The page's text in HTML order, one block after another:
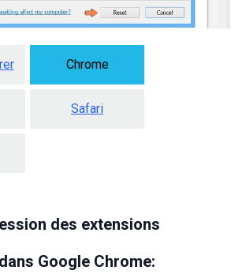
Chrome
Safari
des extensions
Google Chrome: